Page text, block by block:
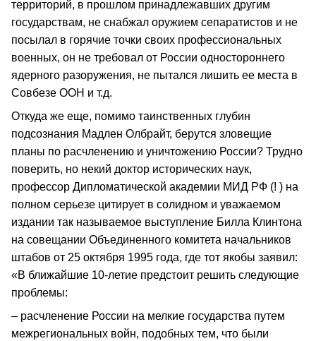
территорий, в прошлом принадлежавших другим
государствам, не снабжал оружием сепаратистов и не
посылал в горячие точки своих профессиональных
военных, он не требовал от России одностороннего
ядерного разоружения, не пытался лишить ее места в
Совбезе ООН и т.д.
Откуда же еще, помимо таинственных глубин
подсознания Мадлен Олбрайт, берутся зловещие
планы по расчленению и уничтожению России? Трудно
поверить, но некий доктор исторических наук,
профессор Дипломатической академии МИД РФ (! ) на
полном серьезе цитирует в солидном и уважаемом
издании так называемое выступление Билла Клинтона
на совещании Объединенного комитета начальников
штабов от 25 октября 1995 года, где тот якобы заявил:
«В ближайшие 10‑летие предстоит решить следующие
проблемы:
– расчленение России на мелкие государства путем
межрегиональных войн, подобных тем, что были